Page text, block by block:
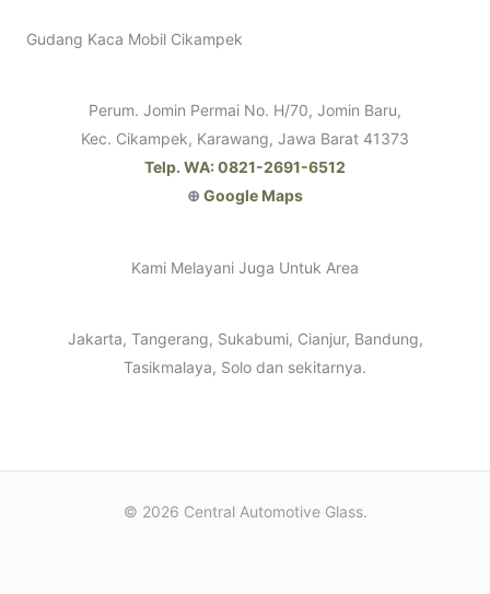
Gudang Kaca Mobil Cikampek
Perum. Jomin Permai No. H/70, Jomin Baru,
Kec. Cikampek, Karawang, Jawa Barat 41373
Telp. WA: 0821-2691-6512
⊕ Google Maps
Kami Melayani Juga Untuk Area
Jakarta, Tangerang, Sukabumi, Cianjur, Bandung,
Tasikmalaya, Solo dan sekitarnya.
© 2026 Central Automotive Glass.